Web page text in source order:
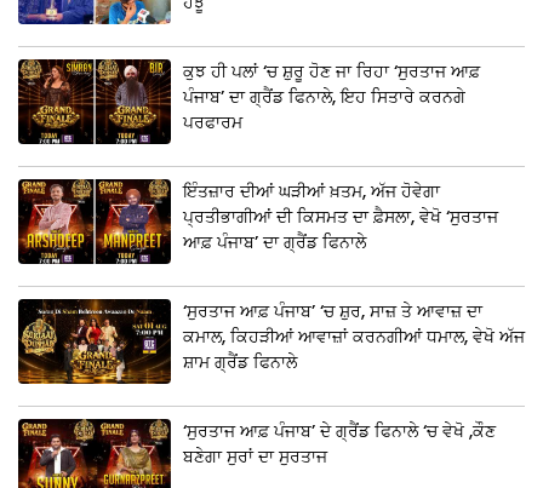
ਕੁਝ ਹੀ ਪਲਾਂ ‘ਚ ਸ਼ੁਰੂ ਹੋਣ ਜਾ ਰਿਹਾ ‘ਸੁਰਤਾਜ ਆਫ਼
ਪੰਜਾਬ’ ਦਾ ਗ੍ਰੈਂਡ ਫਿਨਾਲੇ, ਇਹ ਸਿਤਾਰੇ ਕਰਨਗੇ
ਪਰਫਾਰਮ
ਇੰਤਜ਼ਾਰ ਦੀਆਂ ਘੜੀਆਂ ਖ਼ਤਮ, ਅੱਜ ਹੋਵੇਗਾ
ਪ੍ਰਤੀਭਾਗੀਆਂ ਦੀ ਕਿਸਮਤ ਦਾ ਫ਼ੈਸਲਾ, ਵੇਖੋ ‘ਸੁਰਤਾਜ
ਆਫ਼ ਪੰਜਾਬ’ ਦਾ ਗ੍ਰੈਂਡ ਫਿਨਾਲੇ
‘ਸੁਰਤਾਜ ਆਫ਼ ਪੰਜਾਬ’ ‘ਚ ਸ਼ੁਰ, ਸਾਜ਼ ਤੇ ਆਵਾਜ਼ ਦਾ
ਕਮਾਲ, ਕਿਹੜੀਆਂ ਆਵਾਜ਼ਾਂ ਕਰਨਗੀਆਂ ਧਮਾਲ, ਵੇਖੋ ਅੱਜ
ਸ਼ਾਮ ਗ੍ਰੈਂਡ ਫਿਨਾਲੇ
‘ਸੁਰਤਾਜ ਆਫ਼ ਪੰਜਾਬ’ ਦੇ ਗ੍ਰੈਂਡ ਫਿਨਾਲੇ ‘ਚ ਵੇਖੋ ,ਕੌਣ
ਬਣੇਗਾ ਸੁਰਾਂ ਦਾ ਸੁਰਤਾਜ